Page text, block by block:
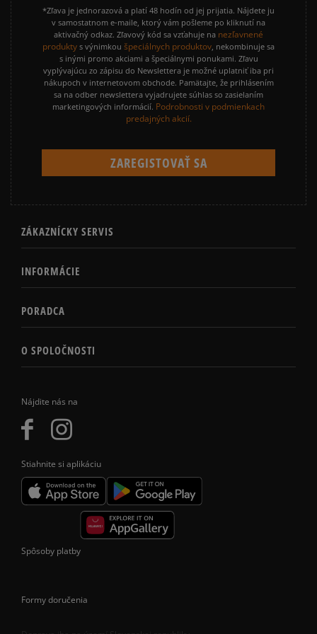
Nájdite nás na
Stiahnite si aplikáciu
*Zľava je jednorazová a platí 48 hodín od jej prijatia. Nájdete ju
v samostatnom e-maile, ktorý vám pošleme po kliknutí na
aktivačný odkaz. Zľavový kód sa vzťahuje na nezľavnené
produkty s výnimkou špeciálnych produktov, nekombinuje sa
s inými promo akciami a špeciálnymi ponukami. Zľavu
vyplývajúcu zo zápisu do Newslettera je možné uplatniť iba pri
nákupoch v internetovom obchode. Pamätajte, že prihlásením
sa na odber newslettera vyjadrujete súhlas so zasielaním
marketingových informácií. Podrobnosti v podmienkach
predajných akcií.
ZÁKAZNÍCKY SERVIS
INFORMÁCIE
PORADCA
O SPOLOČNOSTI
Spôsoby platby
Formy doručenia